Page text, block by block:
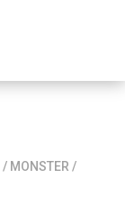
/ MONSTER /